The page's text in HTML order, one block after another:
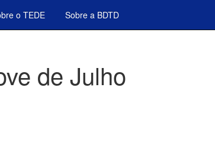
o TEDE Sobre a BDTD
de Julho